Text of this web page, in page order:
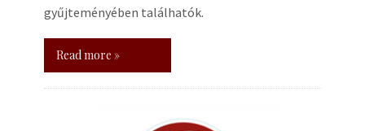
gyűjteményében találhatók.
Read more »